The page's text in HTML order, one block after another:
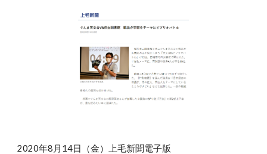
2020年8月14日（金）上毛新聞電子版